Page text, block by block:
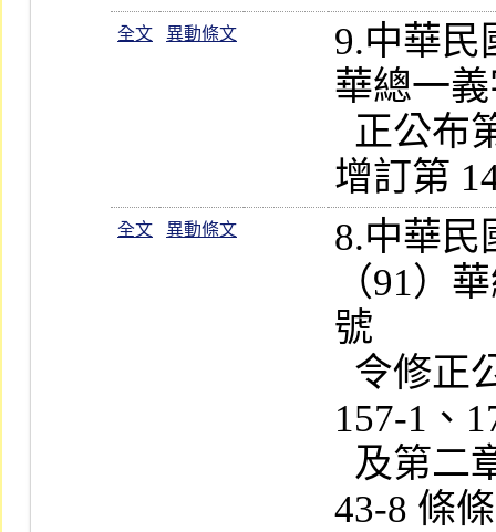
全文 異動條文
9.中華民
華總一
全文 異動條文
8.中華民
（91）
號
157-1、
43-8 條